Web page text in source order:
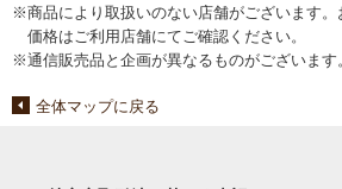
※商品により取扱いのない店舗がございます
価格はご利用店舗にてご確認ください。
※通信販売品と企画が異なるものがございます
全体マップに戻る